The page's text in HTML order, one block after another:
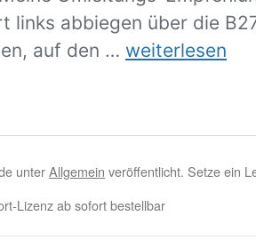
unterAllgemein veröffentlicht. Setze ein
Lizenz ab sofort bestellbar